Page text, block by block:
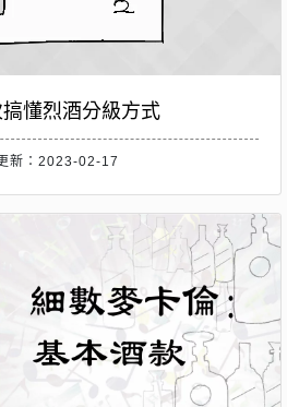
懂烈酒分級方式
新：2023-02-17